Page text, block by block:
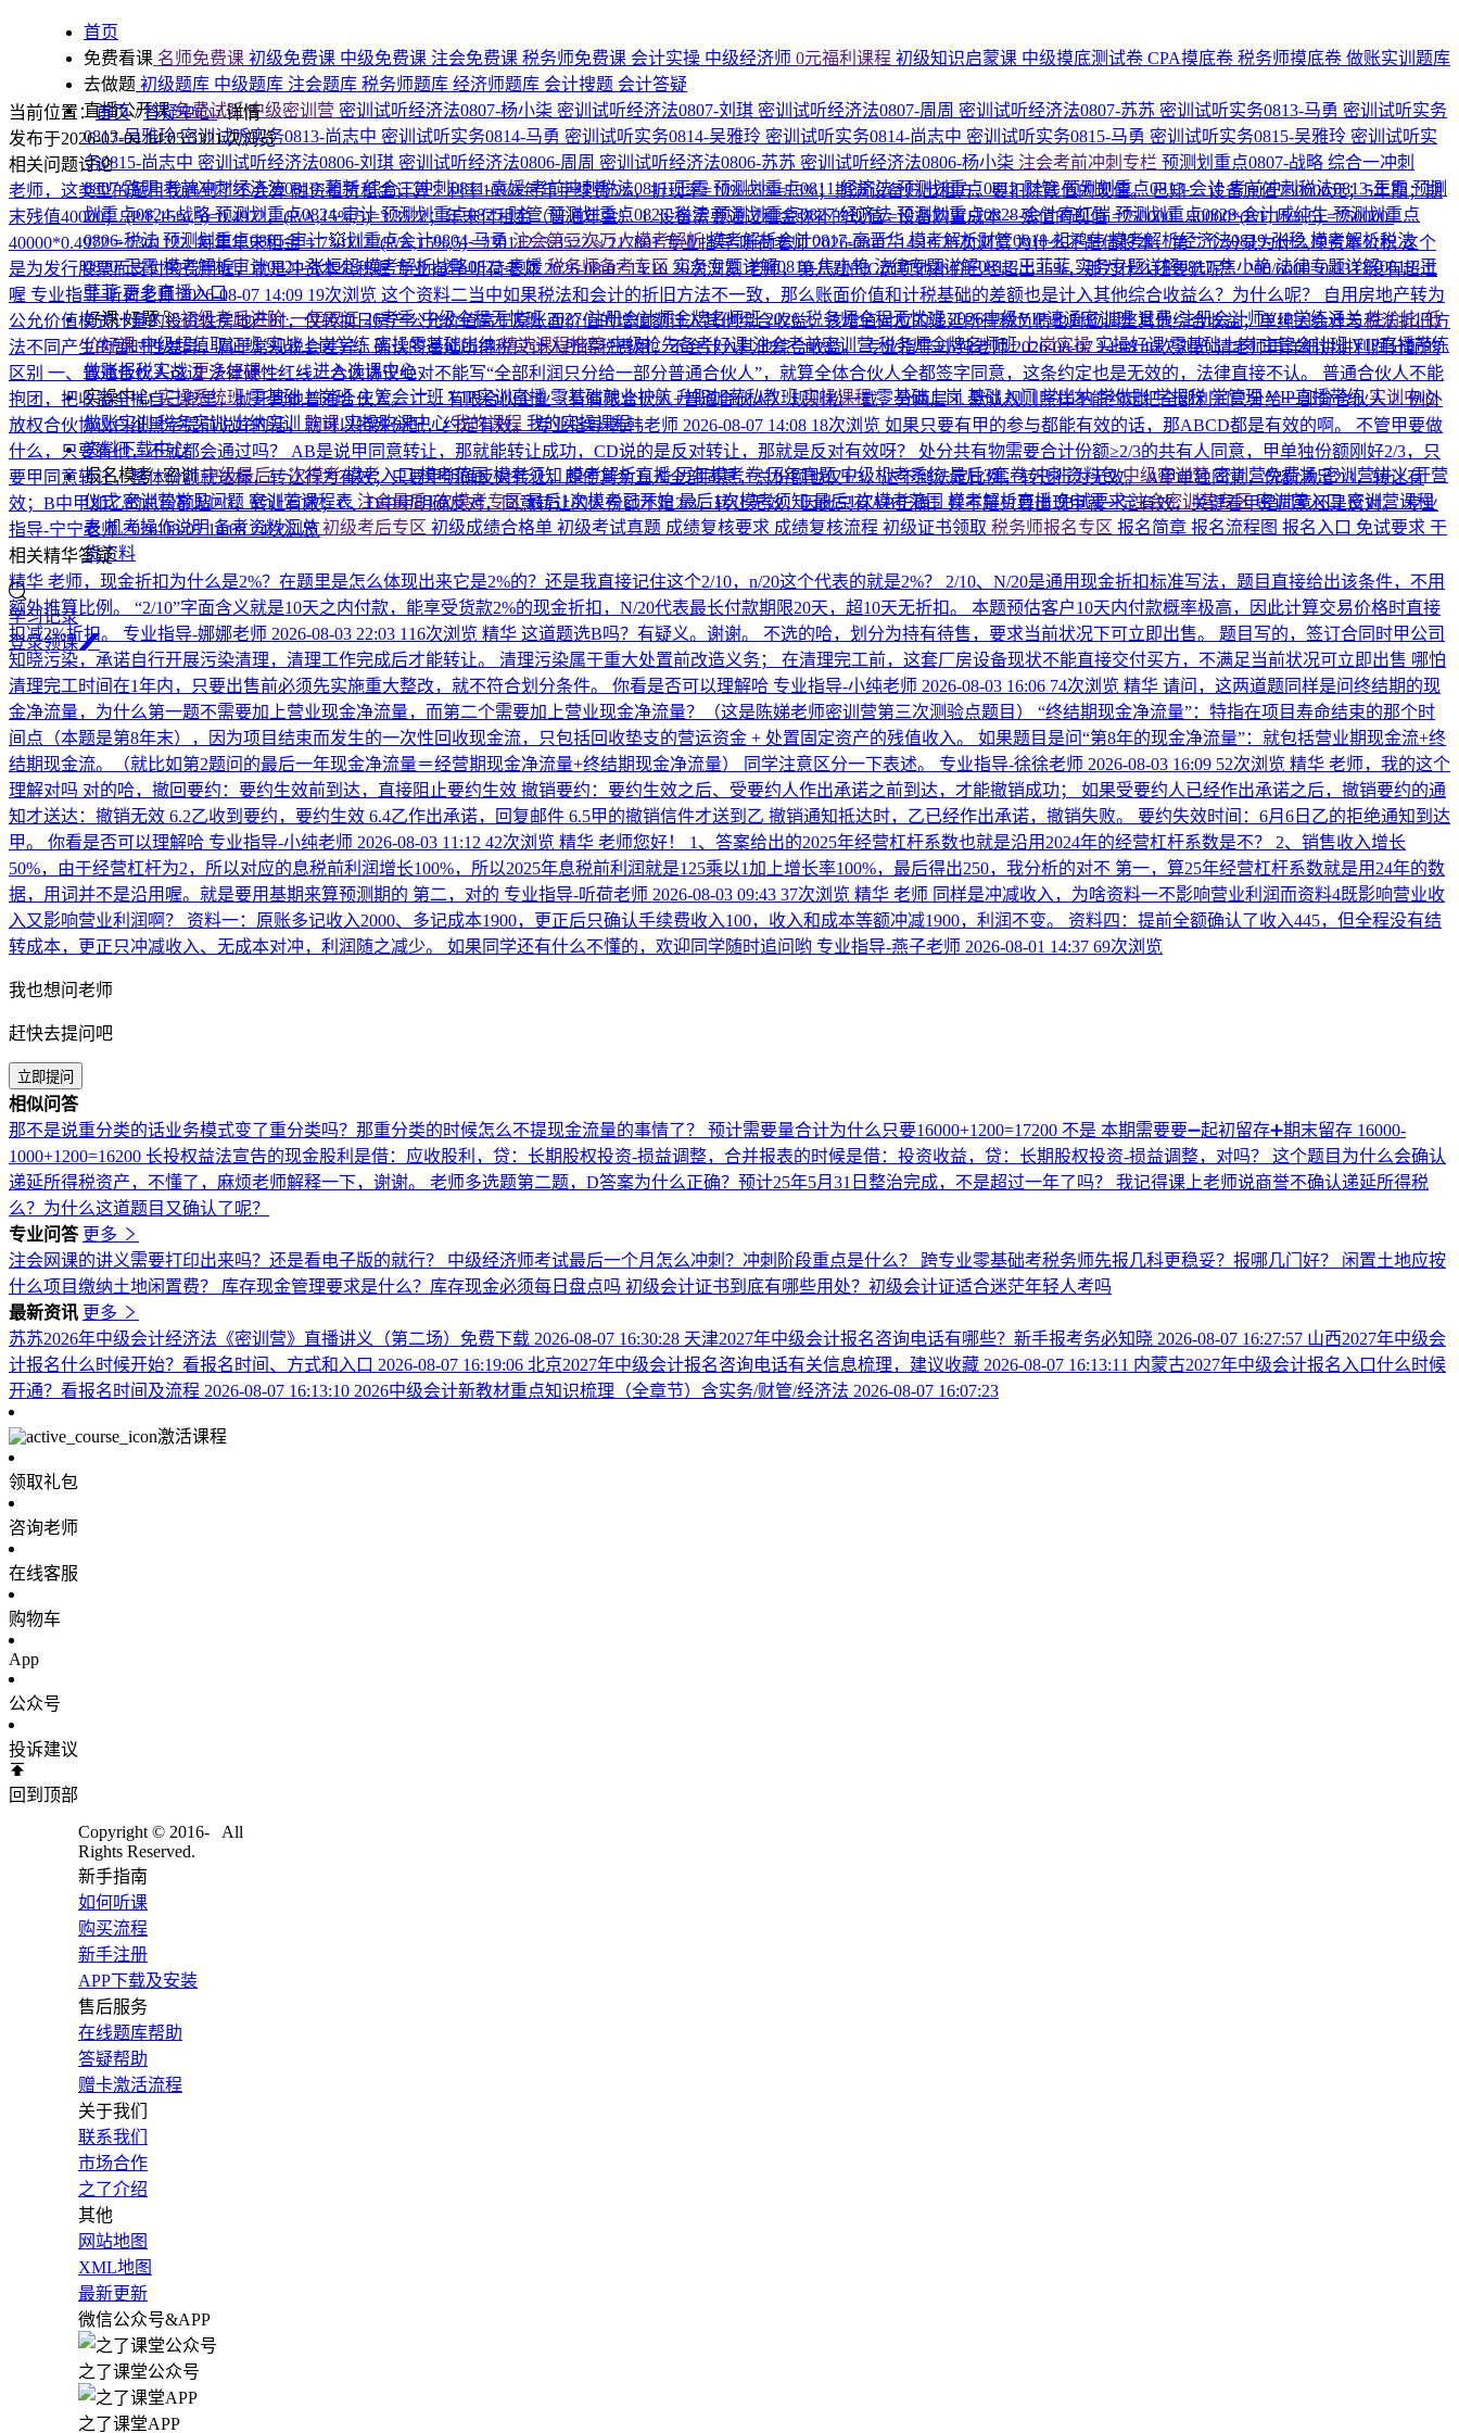
首页
免费看课 名师免费课 初级免费课 中级免费课 注会免费课 税务师免费课 会计实操 中级经济师 0元福利课程 初级知识启蒙课 中级摸底测试卷 CPA摸底卷 税务师摸底卷 做账实训题库
去做题 初级题库 中级题库 注会题库 税务师题库 经济师题库 会计搜题 会计答疑
直播公开课免费试听|中级密训营 密训试听经济法0807-杨小柒 密训试听经济法0807-刘琪 密训试听经济法0807-周周 密训试听经济法0807-苏苏 密训试听实务0813-马勇 密训试听实务
0813-吴雅玲密训试听实务0813-尚志中 密训试听实务0814-马勇 密训试听实务0814-吴雅玲 密训试听实务0814-尚志中 密训试听实务0815-马勇 密训试听实务0815-吴雅玲 密训试听实
务0815-尚志中 密训试听经济法0806-刘琪 密训试听经济法0806-周周 密训试听经济法0806-苏苏 密训试听经济法0806-杨小柒 注会考前冲刺专栏 预测划重点0807-战略 综合一冲刺
0807-路明考前冲刺经济法0810-著新综合二冲刺0811-袁媛考前冲刺税法0811-王霞预测划重点0811-经济法预测划重点0812-财管预测划重点0813-会计考前冲刺税法0813-王霞预测
划重点0824-战略预测划重点0824-审计预测划重点0825-财管预测划重点0826-税法预测划重点0827-经济法预测划重点0828-会计高红瑞预测划重点0828-会计戚纯生预测划重点
0806-税法 预测划重点0805-审计💥划重点会计0804-马勇注会第三次万人模考解析模考解析会计0817-高晋华模考解析财管0818-祖鸿伟模考解析经济法0819-张稳模考解析税法
0820-王霞模考解析审计0821-张恒超模考解析战略0822-袁媛税务师备考专区 实务专题详解0810-焦小艳法律专题详解0812-王菲菲 实务专题详解0817-焦小艳法律专题详解0819-王
菲菲更多直播入口
好课·好题🚀初级考后进阶·一年双证26考季·中级全程无忧班2027·注册会计师金牌名师班2026·税务师全程无忧班2026中级VIP速通密训班退费·注册会计师VIP学练通关性价比·低
价好课中级超值取证班实战上岗学练实操零基础出纳精选课程推荐中级抢先备考好课注会考前密训营税务师金牌名师班上岗实操实操好课零基础上岗主管会计班VIP直播带练
做账报税实战更多好课>>>→进入选课中心
实操中心实操系统班零基础上岗班主管会计班VIP实训直播零基础就业护航升职加薪私教班实操课程零基础上岗 基础入门学出纳学做账学报税学管理VIP直播带练实训中心
做账实训税务实训出纳实训购课实操购课中心我的课程 我的实操课程
资料下载中心
报名模考+密训中级最后一次模考模考入口模考范围模考须知模考解析直播历年模考卷历年真题中级机考系统最后3套卷冲刺资料包中级密训营密训营免费场密训营讲义开营
仪式密训营常见问题 密训营课程表 注会最后1次模考专区最后1次模考已开始最后1次模考须知最后1次模考范围 模考解析直播免试要求注会密训营专区密训营入口密训营课程
表机考操作说明备考资料汇总初级考后专区 初级成绩合格单 初级考试真题 成绩复核要求 成绩复核流程 初级证书领取 税务师报名专区 报名简章 报名流程图 报名入口 免试要求 干
货资料
学习记录
登录领课
当前位置：首页/答疑中心/详情
发布于2026-07-04 14:05:5321次浏览
相关问题讨论
老师，这类型的题目我遇到了不会算融资租赁租金计算：利率10%+每年手续费5%，折现率=10%+5%=15%；期满设备归出租方，要扣除残值的现值。 已知： 设备原值750000元；5年期；期
末残值40000； (P/F,15%,5)=0.4972，(P/A,15%,5)=3.3522；年末付租金（普通年金） 1. 设备需要通过租金弥补的现值 =设备购置成本 − 残值的现值 =750000 - 40000*(P/F,15%,5) =750000-
40000*0.4972 = 730112 ​ 2. 每年年末租金 = 730112 /(P/A,15%,5) =730112 /3.3522 ≈ 217801专业指导-听荷老师2026-08-07 14:1025次浏览为什么不是借股本，第二个分录为什么冲资本公积这个
是为发行股票而支付的费用喔，就是冲资本公积喔专业指导-听荷老师2026-08-07 14:10 20次浏览老师，第八题的C选项他补价已经超出25%，那为什么还要选呢？200/6000=0.0333没有超过
喔 专业指导-听荷老师2026-08-07 14:09 19次浏览 这个资料二当中如果税法和会计的折旧方法不一致，那么账面价值和计税基础的差额也是计入其他综合收益么？为什么呢？
自用房地产转为
公允价值模式计量的投资性房地产时，仅转换日房产公允价值高于原账面价值的增值额计入其他综合收益，该增值对应的递延所得税负债也对应调整其他综合收益；单纯因会计与税法折旧方
法不同产生的暂时性差异，属于常规税会差异，确认的递延所得税只计入所得税费用，不会计入其他综合收益。专业指导-小纯老师2026-08-07 14:0846次浏览请老师再详细讲讲利润分配的
区别 一、普通合伙人这边 法律硬性红线：合伙协议绝对不能写“全部利润只分给一部分普通合伙人”，就算全体合伙人全都签字同意，这条约定也是无效的，法律直接不认。 普通合伙人不能
抱团，把收益全揣自己兜里，抛开其他普通合伙人。 二、有限合伙企业（有有限合伙人+普通合伙人） 规则松一截，分两层 1. 默认规则照样不能约定把全部利润只分给一部分合伙人 2. 例外
放权合伙协议白纸黑字提前说好的话，就可以特殊分配，约定有效。专业指导-韩韩老师 2026-08-07 14:08 18次浏览 如果只要有甲的参与都能有效的话，那ABCD都是有效的啊。 不管甲要做
什么，只要有他，不就都会通过吗？ AB是说甲同意转让，那就能转让成功，CD说的是反对转让，那就是反对有效呀？ 处分共有物需要合计份额≥2/3的共有人同意，甲单独份额刚好2/3，只
要甲同意转让，整体份额就达标，转让行为有效；只要甲明确反对转让，即便其余五人全部同意，总份额也仅1/3，达不到法定比例，转让行为无效。 A甲单独同意，份额满足2/3，转让有
效；B中甲加乙的总份额超2/3，转让有效；C、D中甲明确反对，同意转让的人份额不足2/3，转让无效，因此只有AB正确，并不是只要出现甲就一定有效，关键看甲是同意还是反对。专业
指导-宁宁老师2026-08-07 14:0824次浏览
相关精华答疑
精华 老师，现金折扣为什么是2%？在题里是怎么体现出来它是2%的？还是我直接记住这个2/10，n/20这个代表的就是2%？ 2/10、N/20是通用现金折扣标准写法，题目直接给出该条件，不用
额外推算比例。 “2/10”字面含义就是10天之内付款，能享受货款2%的现金折扣，N/20代表最长付款期限20天，超10天无折扣。 本题预估客户10天内付款概率极高，因此计算交易价格时直接
扣减2%折扣。
专业指导-娜娜老师 2026-08-03 22:03 116次浏览 精华 这道题选B吗？有疑义。谢谢。 不选的哈，划分为持有待售，要求当前状况下可立即出售。 题目写的，签订合同时甲公司
知晓污染，承诺自行开展污染清理，清理工作完成后才能转让。 清理污染属于重大处置前改造义务； 在清理完工前，这套厂房设备现状不能直接交付买方，不满足当前状况可立即出售 哪怕
清理完工时间在1年内，只要出售前必须先实施重大整改，就不符合划分条件。 你看是否可以理解哈 专业指导-小纯老师 2026-08-03 16:06 74次浏览 精华 请问，这两道题同样是问终结期的现
金净流量，为什么第一题不需要加上营业现金净流量，而第二个需要加上营业现金净流量？（这是陈娣老师密训营第三次测验点题目） “终结期现金净流量”：特指在项目寿命结束的那个时
间点（本题是第8年末），因为项目结束而发生的一次性回收现金流，只包括回收垫支的营运资金 + 处置固定资产的残值收入。 如果题目是问“第8年的现金净流量”：就包括营业期现金流+终
结期现金流。（就比如第2题问的最后一年现金净流量＝经营期现金净流量+终结期现金净流量） 同学注意区分一下表述。
专业指导-徐徐老师 2026-08-03 16:09 52次浏览 精华 老师，我的这个
理解对吗 对的哈，撤回要约：要约生效前到达，直接阻止要约生效 撤销要约：要约生效之后、受要约人作出承诺之前到达，才能撤销成功； 如果受要约人已经作出承诺之后，撤销要约的通
知才送达：撤销无效 6.2乙收到要约，要约生效 6.4乙作出承诺，回复邮件 6.5甲的撤销信件才送到乙 撤销通知抵达时，乙已经作出承诺，撤销失败。 要约失效时间：6月6日乙的拒绝通知到达
甲。 你看是否可以理解哈 专业指导-小纯老师 2026-08-03 11:12 42次浏览 精华 老师您好！ 1、答案给出的2025年经营杠杆系数也就是沿用2024年的经营杠杆系数是不？ 2、销售收入增长
50%，由于经营杠杆为2，所以对应的息税前利润增长100%，所以2025年息税前利润就是125乘以1加上增长率100%，最后得出250，我分析的对不 第一，算25年经营杠杆系数就是用24年的数
据，用词并不是沿用喔。就是要用基期来算预测期的 第二，对的 专业指导-听荷老师 2026-08-03 09:43 37次浏览 精华 老师 同样是冲减收入，为啥资料一不影响营业利润而资料4既影响营业收
入又影响营业利润啊？ 资料一：原账多记收入2000、多记成本1900，更正后只确认手续费收入100，收入和成本等额冲减1900，利润不变。 资料四：提前全额确认了收入445，但全程没有结
转成本，更正只冲减收入、无成本对冲，利润随之减少。 如果同学还有什么不懂的，欢迎同学随时追问哟 专业指导-燕子老师 2026-08-01 14:37 69次浏览
我也想问老师
赶快去提问吧
立即提问
相似问答
那不是说重分类的话业务模式变了重分类吗？那重分类的时候怎么不提现金流量的事情了？ 预计需要量合计为什么只要16000+1200=17200 不是 本期需要要➖起初留存➕期末留存 16000-
1000+1200=16200 长投权益法宣告的现金股利是借：应收股利，贷：长期股权投资-损益调整，合并报表的时候是借：投资收益，贷：长期股权投资-损益调整，对吗？ 这个题目为什么会确认
递延所得税资产，不懂了，麻烦老师解释一下，谢谢。 老师多选题第二题，D答案为什么正确？预计25年5月31日整治完成，不是超过一年了吗？ 我记得课上老师说商誉不确认递延所得税
么？为什么这道题目又确认了呢？
专业问答 更多
注会网课的讲义需要打印出来吗？还是看电子版的就行？ 中级经济师考试最后一个月怎么冲刺？冲刺阶段重点是什么？ 跨专业零基础考税务师先报几科更稳妥？报哪几门好？ 闲置土地应按
什么项目缴纳土地闲置费？ 库存现金管理要求是什么？库存现金必须每日盘点吗 初级会计证书到底有哪些用处？初级会计证适合迷茫年轻人考吗
最新资讯 更多
苏苏2026年中级会计经济法《密训营》直播讲义（第二场）免费下载 2026-08-07 16:30:28 天津2027年中级会计报名咨询电话有哪些？新手报考务必知晓 2026-08-07 16:27:57 山西2027年中级会
计报名什么时候开始？看报名时间、方式和入口 2026-08-07 16:19:06 北京2027年中级会计报名咨询电话有关信息梳理，建议收藏 2026-08-07 16:13:11 内蒙古2027年中级会计报名入口什么时候
开通？看报名时间及流程 2026-08-07 16:13:10 2026中级会计新教材重点知识梳理（全章节）含实务/财管/经济法 2026-08-07 16:07:23
激活课程
领取礼包
咨询老师
在线客服
购物车
App
公众号
投诉建议
回到顶部
Copyright © 2016-
All
Rights Reserved.
新手指南
如何听课
购买流程
新手注册
APP下载及安装
售后服务
在线题库帮助
答疑帮助
赠卡激活流程
关于我们
联系我们
市场合作
之了介绍
其他
网站地图
XML地图
最新更新
微信公众号&APP
之了课堂公众号
之了课堂APP